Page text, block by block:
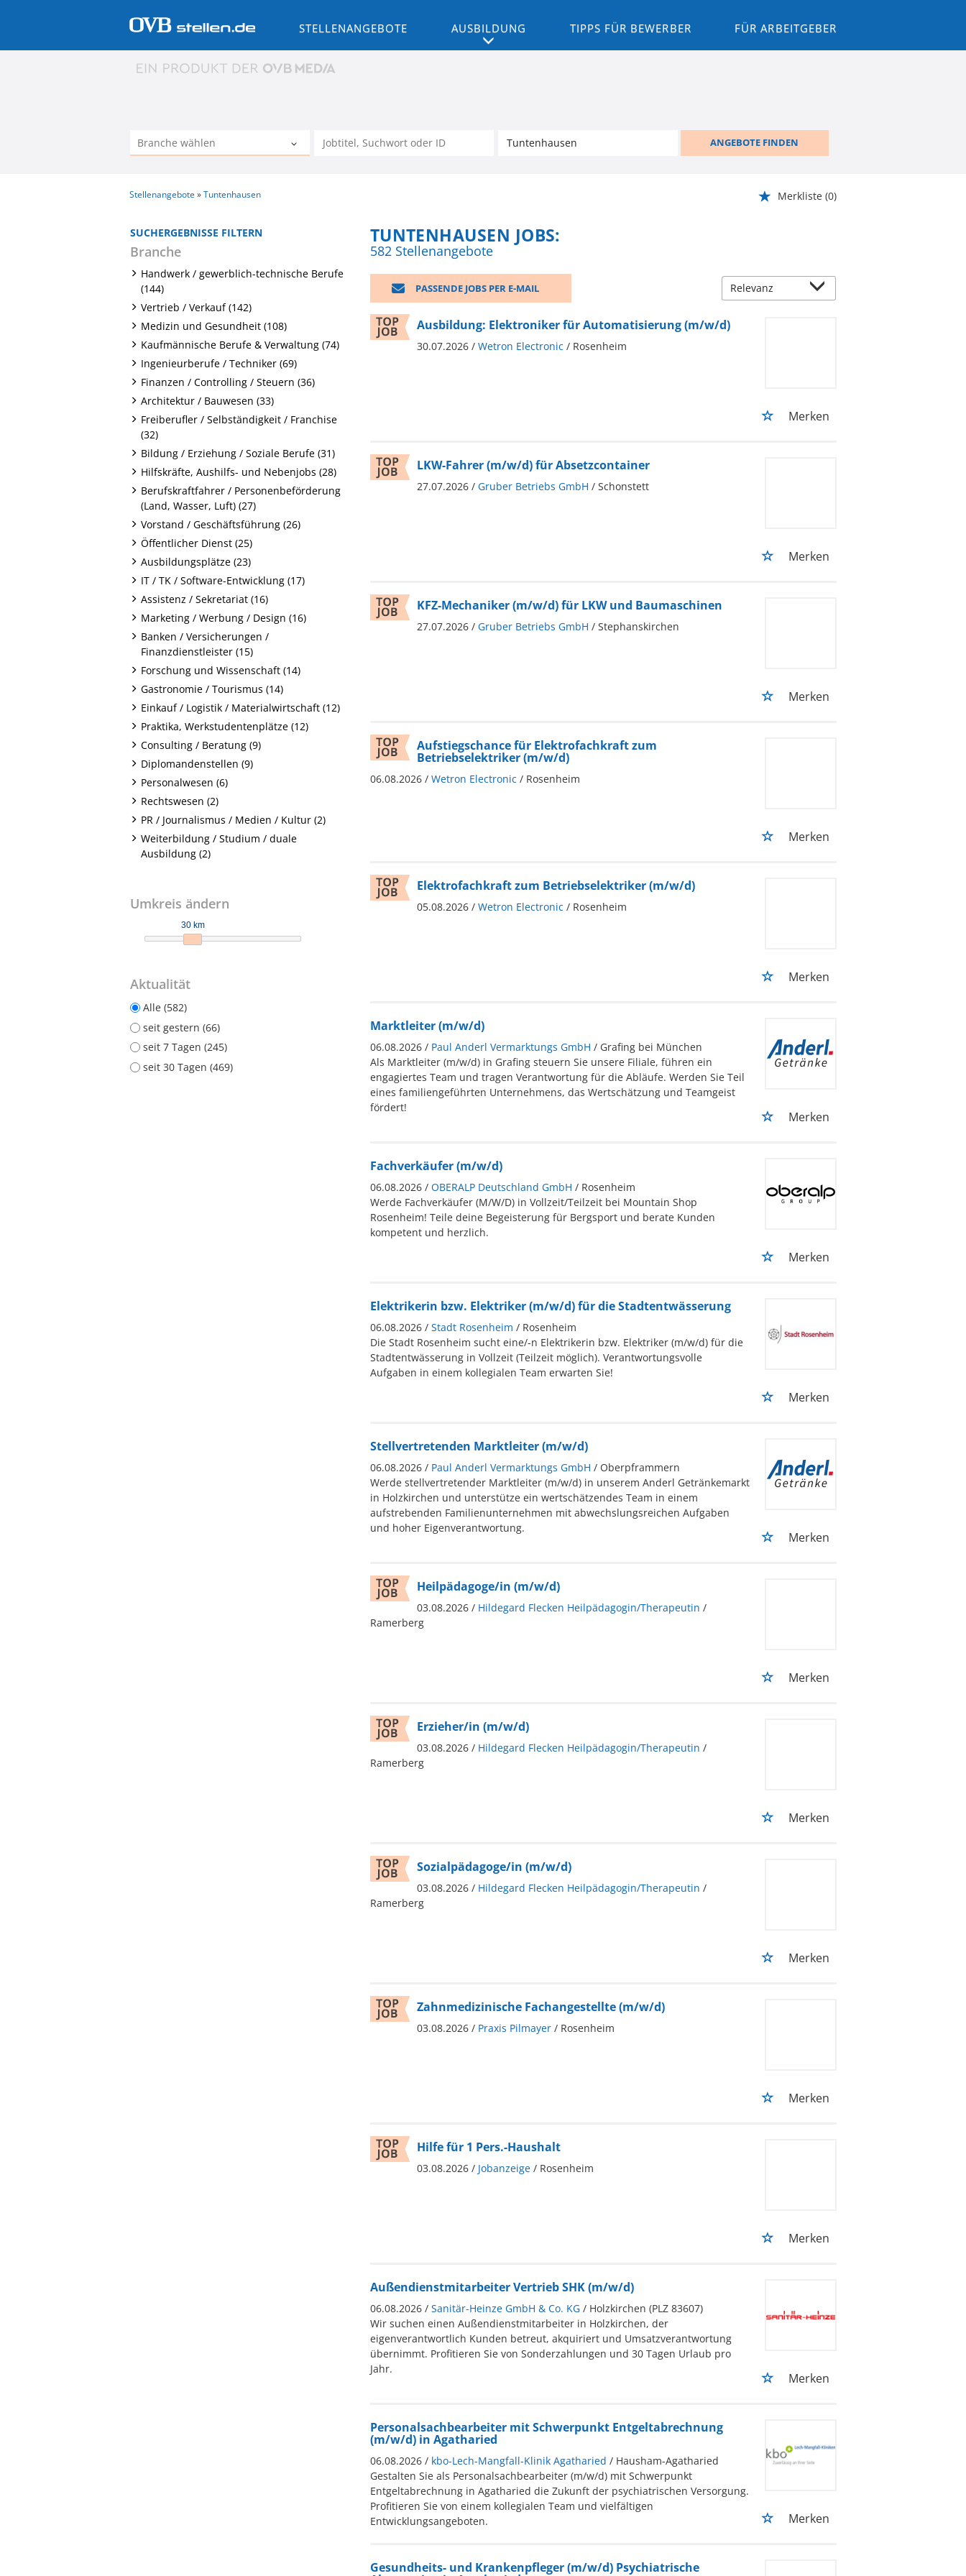
STELLENANGEBOTE AUSBILDUNG TIPPS FÜR BEWERBER FÜR ARBEITGEBER
ANGEBOTE FINDEN
Stellenangebote Tuntenhausen Merkliste (0)
SUCHERGEBNISSE FILTERN
Branche
Handwerk / gewerblich-technische Berufe
(144)
Vertrieb / Verkauf (142)
Medizin und Gesundheit (108)
Kaufmännische Berufe & Verwaltung (74)
Ingenieurberufe / Techniker (69)
Finanzen / Controlling / Steuern (36)
Architektur / Bauwesen (33)
Freiberufler / Selbständigkeit / Franchise
(32)
Bildung / Erziehung / Soziale Berufe (31)
Hilfskräfte, Aushilfs- und Nebenjobs (28)
Berufskraftfahrer / Personenbeförderung
(Land, Wasser, Luft) (27)
Vorstand / Geschäftsführung (26)
Öffentlicher Dienst (25)
Ausbildungsplätze (23)
IT / TK / Software-Entwicklung (17)
Assistenz / Sekretariat (16)
Marketing / Werbung / Design (16)
Banken / Versicherungen /
Finanzdienstleister (15)
Forschung und Wissenschaft (14)
Gastronomie / Tourismus (14)
Einkauf / Logistik / Materialwirtschaft (12)
Praktika, Werkstudentenplätze (12)
Consulting / Beratung (9)
Diplomandenstellen (9)
Personalwesen (6)
Rechtswesen (2)
PR / Journalismus / Medien / Kultur (2)
Weiterbildung / Studium / duale
Ausbildung (2)
Umkreis ändern
30 km
Aktualität
Alle (582)
seit gestern (66)
seit 7 Tagen (245)
seit 30 Tagen (469)
TUNTENHAUSEN JOBS:
582 Stellenangebote
PASSENDE JOBS PER E-MAIL
Ausbildung: Elektroniker für Automatisierung (m/w/d)
30.07.2026 / Wetron Electronic / Rosenheim
Merken
LKW-Fahrer (m/w/d) für Absetzcontainer
27.07.2026 / Gruber Betriebs GmbH / Schonstett
Merken
KFZ-Mechaniker (m/w/d) für LKW und Baumaschinen
27.07.2026 / Gruber Betriebs GmbH / Stephanskirchen
Merken
Aufstiegschance für Elektrofachkraft zum
Betriebselektriker (m/w/d)
06.08.2026 / Wetron Electronic / Rosenheim
Merken
Elektrofachkraft zum Betriebselektriker (m/w/d)
05.08.2026 / Wetron Electronic / Rosenheim
Merken
Marktleiter (m/w/d)
06.08.2026 / Paul Anderl Vermarktungs GmbH / Grafing bei München
Als Marktleiter (m/w/d) in Grafing steuern Sie unsere Filiale, führen ein
engagiertes Team und tragen Verantwortung für die Abläufe. Werden Sie Teil
eines familiengeführten Unternehmens, das Wertschätzung und Teamgeist
fördert!
Merken
Fachverkäufer (m/w/d)
06.08.2026 / OBERALP Deutschland GmbH / Rosenheim
Werde Fachverkäufer (M/W/D) in Vollzeit/Teilzeit bei Mountain Shop
Rosenheim! Teile deine Begeisterung für Bergsport und berate Kunden
kompetent und herzlich.
Merken
Elektrikerin bzw. Elektriker (m/w/d) für die Stadtentwässerung
06.08.2026 / Stadt Rosenheim / Rosenheim
Die Stadt Rosenheim sucht eine/-n Elektrikerin bzw. Elektriker (m/w/d) für die
Stadtentwässerung in Vollzeit (Teilzeit möglich). Verantwortungsvolle
Aufgaben in einem kollegialen Team erwarten Sie!
Merken
Stellvertretenden Marktleiter (m/w/d)
06.08.2026 / Paul Anderl Vermarktungs GmbH / Oberpframmern
Werde stellvertretender Marktleiter (m/w/d) in unserem Anderl Getränkemarkt
in Holzkirchen und unterstütze ein wertschätzendes Team in einem
aufstrebenden Familienunternehmen mit abwechslungsreichen Aufgaben
und hoher Eigenverantwortung.
Merken
Heilpädagoge/in (m/w/d)
03.08.2026 / Hildegard Flecken Heilpädagogin/Therapeutin /
Ramerberg
Merken
Erzieher/in (m/w/d)
03.08.2026 / Hildegard Flecken Heilpädagogin/Therapeutin /
Ramerberg
Merken
Sozialpädagoge/in (m/w/d)
03.08.2026 / Hildegard Flecken Heilpädagogin/Therapeutin /
Ramerberg
Merken
Zahnmedizinische Fachangestellte (m/w/d)
03.08.2026 / Praxis Pilmayer / Rosenheim
Merken
Hilfe für 1 Pers.-Haushalt
03.08.2026 / Jobanzeige / Rosenheim
Merken
Außendienstmitarbeiter Vertrieb SHK (m/w/d)
06.08.2026 / Sanitär-Heinze GmbH & Co. KG / Holzkirchen (PLZ 83607)
Wir suchen einen Außendienstmitarbeiter in Holzkirchen, der
eigenverantwortlich Kunden betreut, akquiriert und Umsatzverantwortung
übernimmt. Profitieren Sie von Sonderzahlungen und 30 Tagen Urlaub pro
Jahr.
Merken
Personalsachbearbeiter mit Schwerpunkt Entgeltabrechnung
(m/w/d) in Agatharied
06.08.2026 / kbo-Lech-Mangfall-Klinik Agatharied / Hausham-Agatharied
Gestalten Sie als Personalsachbearbeiter (m/w/d) mit Schwerpunkt
Entgeltabrechnung in Agatharied die Zukunft der psychiatrischen Versorgung.
Profitieren Sie von einem kollegialen Team und vielfältigen
Entwicklungsangeboten.
Merken
Gesundheits- und Krankenpfleger (m/w/d) Psychiatrische